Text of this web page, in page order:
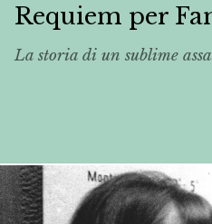
Requiem per
La storia di un sublime